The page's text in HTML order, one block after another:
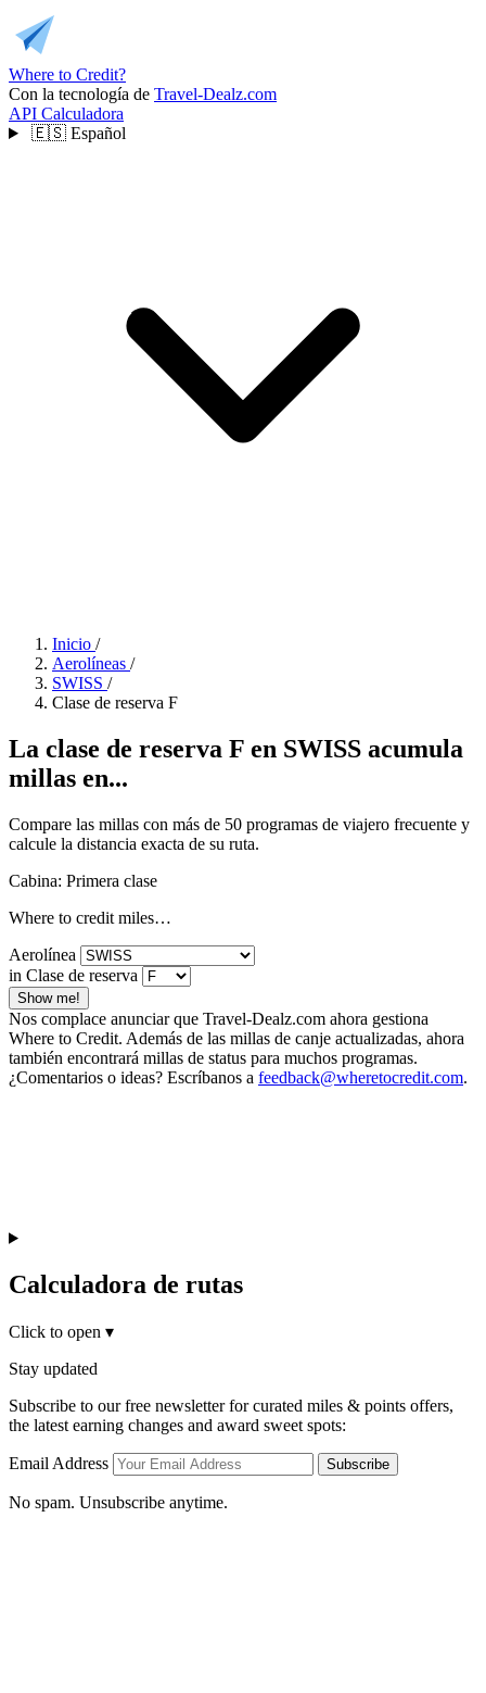
Where to Credit?
Con la tecnología de Travel-Dealz.com
API Calculadora
🇪🇸 Español
Inicio /
Aerolíneas /
SWISS /
Clase de reserva F
La clase de reserva F en SWISS acumula
millas en...
Compare las millas con más de 50 programas de viajero frecuente y
calcule la distancia exacta de su ruta.
Cabina: Primera clase
Where to credit miles…
Aerolínea
in Clase de reserva
Show me!
Nos complace anunciar que Travel-Dealz.com ahora gestiona
Where to Credit. Además de las millas de canje actualizadas, ahora
también encontrará millas de status para muchos programas.
¿Comentarios o ideas? Escríbanos a feedback@wheretocredit.com.
Calculadora de rutas
Click to open ▾
Stay updated
Subscribe to our free newsletter for curated miles & points offers,
the latest earning changes and award sweet spots:
Email Address Subscribe
No spam. Unsubscribe anytime.